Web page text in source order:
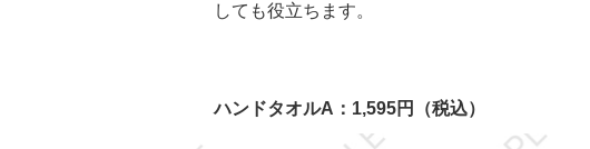
しても役立ちます。
ハンドタオルA：1,595円（税込）